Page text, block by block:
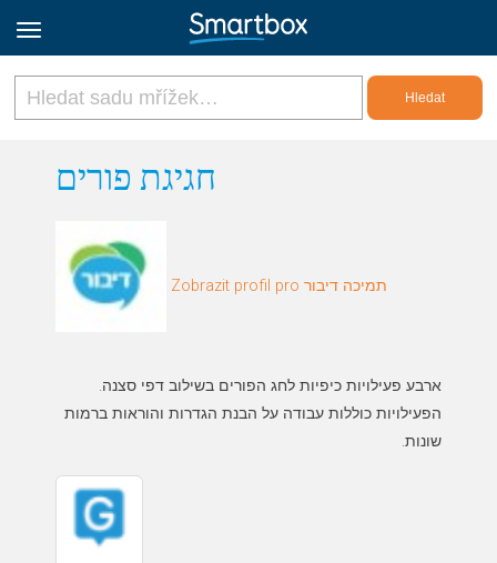
Online Grids
Zaregistrovat se
חגיגת פורים
Zobrazit profil pro תמיכה דיבור
הפעילויות כוללות עבודה על הבנת הגדרות והוראות ברמות
שונות.